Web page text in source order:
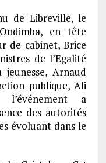
de Libreville, le
en tête
de cabinet, Brice
de l’Egalité
Arnaud
publique, Ali
l’événement a
des autorités
évoluant dans le